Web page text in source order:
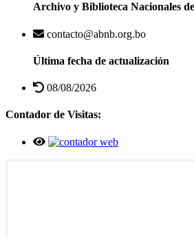
Archivo y Biblioteca Nacionales
contacto@abnb.org.bo
Última fecha de actualización
08/08/2026
Contador de Visitas: